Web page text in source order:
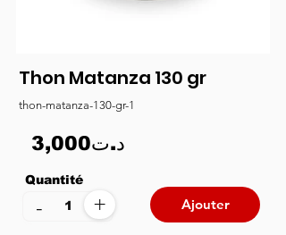
Thon Matanza 130 gr
thon-matanza-130-gr-1
3,000د.ت
Quantité
+
- Ajouter